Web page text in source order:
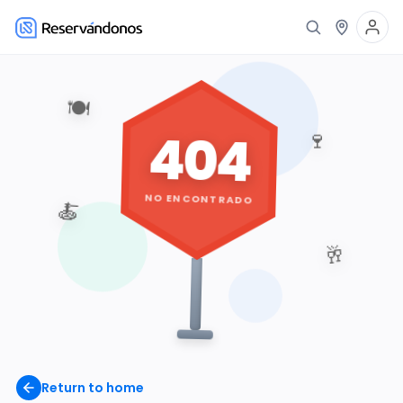
Return to home
🍽️
🍷
🥂
🍝
404
NO ENCONTRADO